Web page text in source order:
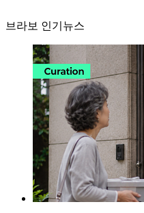
브라보 인기뉴스